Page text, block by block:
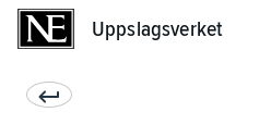
Uppslagsverket